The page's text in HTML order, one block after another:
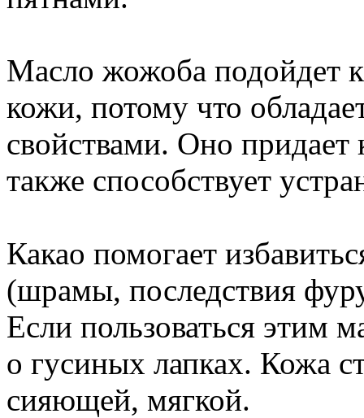
Масло жожоба подойдет
кожи, потому что
свойствами. Оно
также способствует
Какао помогает
(шрамы, последствия
Если пользоваться этим
о гусиных лапках. Кожа
сияющей, мягкой.